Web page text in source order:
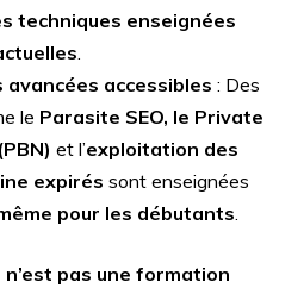
techniques enseignées
.
accessibles : Des
le Parasite SEO, le Private
et l’exploitation des
expirés sont enseignées
pour les débutants.
n’est pas une formation